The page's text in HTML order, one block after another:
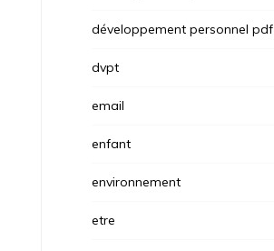
développement personnel pdf
dvpt
email
enfant
environnement
etre